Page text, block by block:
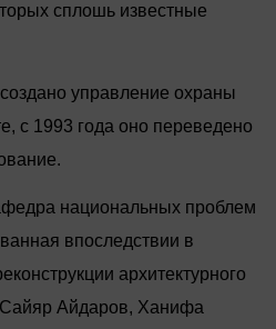
сплошь известные
управление ­охраны
с 1993 года оно переведено
национальных проблем
впоследствии в
архитектурного
Сайяр Айдаров, Ханифа